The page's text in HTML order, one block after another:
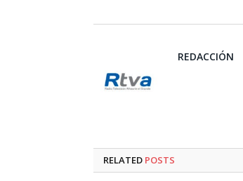
REDACCIÓN
RELATED POSTS